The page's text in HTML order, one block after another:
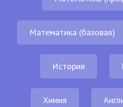
Математика (базовая)
История
Химия